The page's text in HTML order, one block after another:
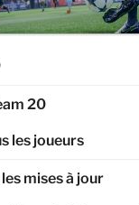
20
les joueurs
mises à jour